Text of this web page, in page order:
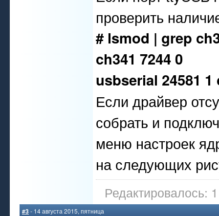
проверить
# lsmod | grep
ch341 7244 0
usbserial 24581 1
Если драйвер
собрать и
меню настроек
на следующих
Редактировалось:
#3- 14 августа 2015, пятница